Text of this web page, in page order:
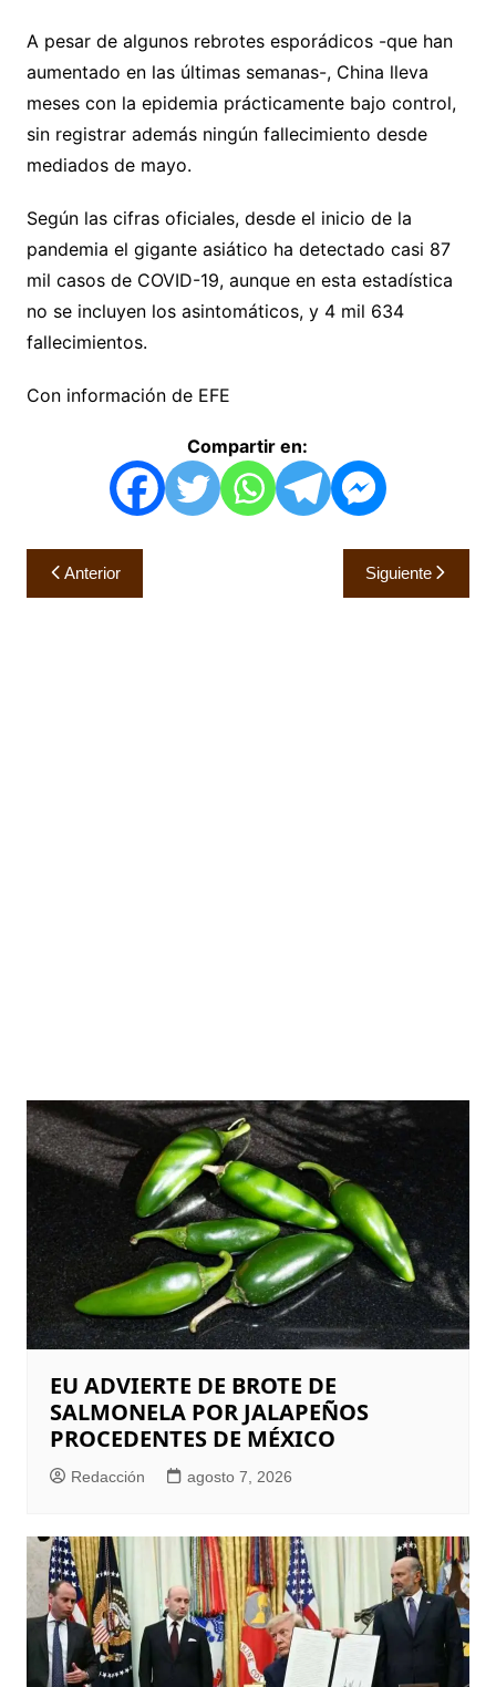
A pesar de algunos rebrotes esporádicos -que han
aumentado en las últimas semanas-, China lleva
meses con la epidemia prácticamente bajo control,
sin registrar además ningún fallecimiento desde
mediados de mayo.
Según las cifras oficiales, desde el inicio de la
pandemia el gigante asiático ha detectado casi 87
mil casos de COVID-19, aunque en esta estadística
no se incluyen los asintomáticos, y 4 mil 634
fallecimientos.
Con información de EFE
Compartir en:
Navegación
de
Anterior Siguiente
EU ADVIERTE DE BROTE DE
SALMONELA POR JALAPEÑOS
PROCEDENTES DE MÉXICO
Redacción agosto 7, 2026